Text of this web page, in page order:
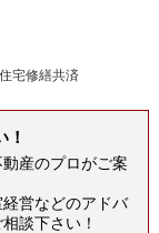
宅修繕共済
産のプロがご案
営などのアドバ
談下さい！